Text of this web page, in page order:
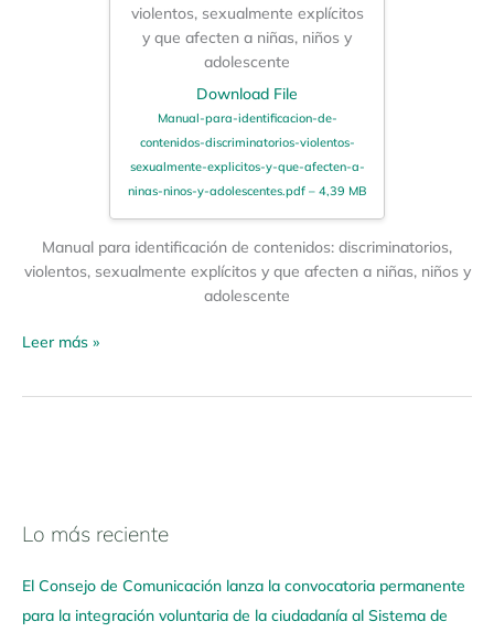
violentos, sexualmente explícitos
y que afecten a niñas, niños y
adolescente
Download File
Manual-para-identificacion-de-
contenidos-discriminatorios-violentos-
sexualmente-explicitos-y-que-afecten-a-
ninas-ninos-y-adolescentes.pdf – 4,39 MB
Manual para identificación de contenidos: discriminatorios,
violentos, sexualmente explícitos y que afecten a niñas, niños y
adolescente
Leer más »
Lo más reciente
El Consejo de Comunicación lanza la convocatoria permanente
para la integración voluntaria de la ciudadanía al Sistema de
N
v
e